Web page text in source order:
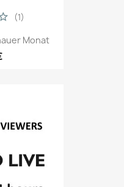
Monat
(1)